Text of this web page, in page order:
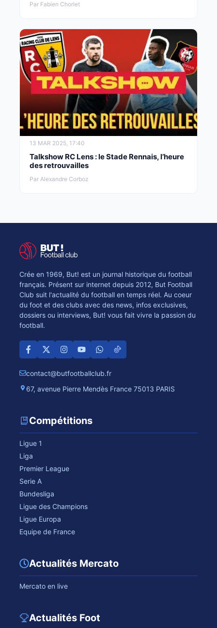
Par Fabien Chorlet
13 MAR 2025, 17:40
Talkshow RC Lens : le Stade Rennais, l’heure
des retrouvailles
Par Alexandre Corboz
Crée en 1969, But! est un journal historique du football
français. Présent sur internet depuis 2012, But Football
Club suit l'actualité du football en temps réel. Au coeur
du foot et des clubs avec des news, infos exclusives,
dossiers ou interviews, But! vous fait vivre la passion du
football.
contact@butfootballclub.fr
67, avenue Pierre Mendès France 75013 PARIS
Compétitions
Ligue 1
Liga
Premier League
Serie A
Bundesliga
Ligue des Champions
Ligue Europa
Equipe de France
Actualités Mercato
Mercato en live
Actualités Foot